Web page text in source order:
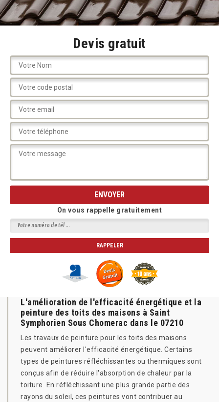
Devis gratuit
On vous rappelle gratuitement
L'amélioration de l'efficacité énergétique et la
peinture des toits des maisons à Saint
Symphorien Sous Chomerac dans le 07210
Les travaux de peinture pour les toits des maisons
peuvent améliorer l'efficacité énergétique. Certains
types de peintures réfléchissantes ou thermiques sont
conçus afin de réduire l'absorption de chaleur par la
toiture. En réfléchissant une plus grande partie des
rayons du soleil, ces peintures vont contribuer au